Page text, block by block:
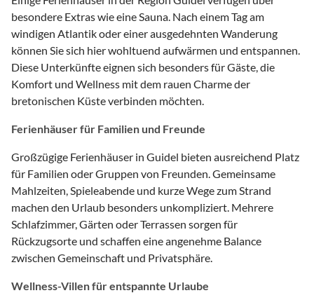
besondere Extras wie eine Sauna. Nach einem Tag am
windigen Atlantik oder einer ausgedehnten Wanderung
können Sie sich hier wohltuend aufwärmen und entspannen.
Diese Unterkünfte eignen sich besonders für Gäste, die
Komfort und Wellness mit dem rauen Charme der
bretonischen Küste verbinden möchten.
Ferienhäuser für Familien und Freunde
Großzügige Ferienhäuser in Guidel bieten ausreichend Platz
für Familien oder Gruppen von Freunden. Gemeinsame
Mahlzeiten, Spieleabende und kurze Wege zum Strand
machen den Urlaub besonders unkompliziert. Mehrere
Schlafzimmer, Gärten oder Terrassen sorgen für
Rückzugsorte und schaffen eine angenehme Balance
zwischen Gemeinschaft und Privatsphäre.
Wellness-Villen für entspannte Urlaube